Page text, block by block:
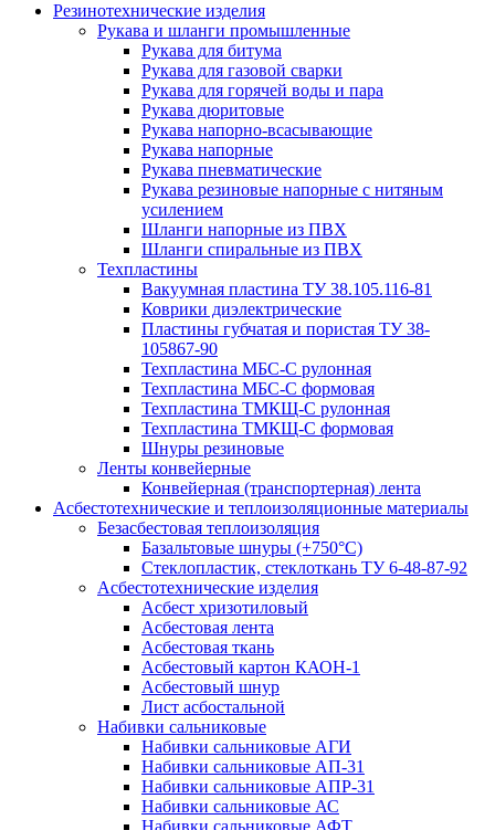
Резинотехнические изделия
Рукава и шланги промышленные
Рукава для битума
Рукава для газовой сварки
Рукава для горячей воды и пара
Рукава дюритовые
Рукава напорно-всасывающие
Рукава напорные
Рукава пневматические
Рукава резиновые напорные с нитяным
усилением
Шланги напорные из ПВХ
Шланги спиральные из ПВХ
Техпластины
Вакуумная пластина ТУ 38.105.116-81
Коврики диэлектрические
Пластины губчатая и пористая ТУ 38-
105867-90
Техпластина МБС-С рулонная
Техпластина МБС-С формовая
Техпластина ТМКЩ-С рулонная
Техпластина ТМКЩ-С формовая
Шнуры резиновые
Ленты конвейерные
Конвейерная (транспортерная) лента
Асбестотехнические и теплоизоляционные материалы
Безасбестовая теплоизоляция
Базальтовые шнуры (+750°С)
Стеклопластик, стеклоткань ТУ 6-48-87-92
Асбестотехнические изделия
Асбест хризотиловый
Асбестовая лента
Асбестовая ткань
Асбестовый картон КАОН-1
Асбестовый шнур
Лист асбостальной
Набивки сальниковые
Набивки сальниковые АГИ
Набивки сальниковые АП-31
Набивки сальниковые АПР-31
Набивки сальниковые АС
Набивки сальниковые АФТ